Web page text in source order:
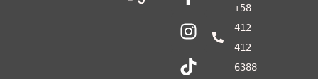
+58
412
412
6388